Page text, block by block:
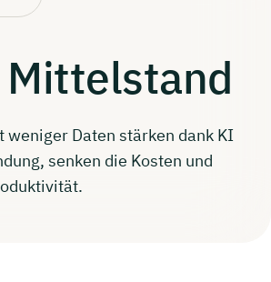
Mittelstand
weniger Daten stärken dank KI
senken die Kosten und